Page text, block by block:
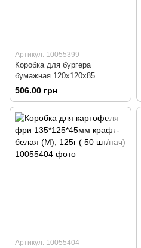
Артикул: 10055399
Коробка для бургера
бумажная 120х120х85
Крафтовая 100 шт
506.00 грн
Артикул: 10055404